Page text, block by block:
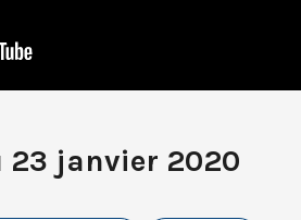
23 janvier 2020